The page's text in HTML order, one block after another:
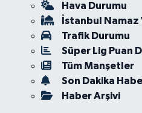
Hava Durumu
İstanbul
Trafik Durumu
Süper Lig Puan
Tüm Manşetler
Son Dakika
Haber Arşivi